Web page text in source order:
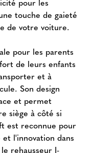
touche de gaieté
de votre voiture.
pour les parents
de leurs enfants
et à
Son design
et permet
siège à côté si
est reconnue pour
l'innovation dans
rehausseur I-